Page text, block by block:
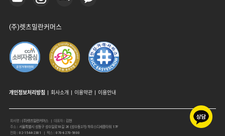
(주)렛츠밀란커머스
개인정보처리방침 회사소개 이용약관 이용안내
회사명 : (주)렛츠밀란커머스 | 대표자 : 김현
주소 : 서울특별시 성동구 성수일로10길 26 (성수동2가) 하우스디세종타워 17F
전화 : 02-1544-2301 | 팩스 : 070-8270-5600